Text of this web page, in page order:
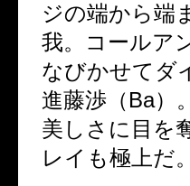
ジの端から端
我。コールア
なびかせてダ
進藤渉（Ba）
美しさに目を
レイも極上だ。